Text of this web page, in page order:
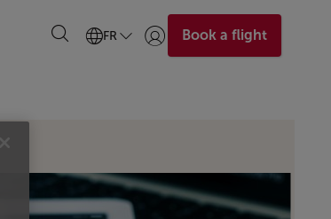
FR Se connecter | S’inscrire)
Book a flight